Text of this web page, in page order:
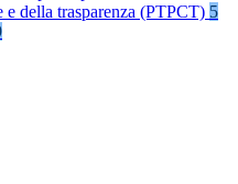
e della trasparenza (PTPCT) 5